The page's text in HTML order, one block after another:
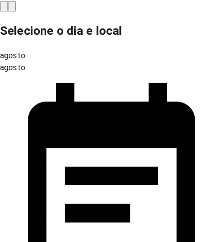
Selecione o dia e local
agosto
agosto